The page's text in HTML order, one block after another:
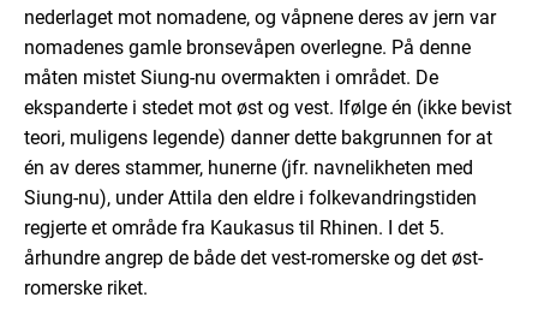
nederlaget mot nomadene, og våpnene deres av jern var
nomadenes gamle bronsevåpen overlegne. På denne
måten mistet Siung-nu overmakten i området. De
ekspanderte i stedet mot øst og vest. Ifølge én (ikke bevist
teori, muligens legende) danner dette bakgrunnen for at
én av deres stammer, hunerne (jfr. navnelikheten med
Siung-nu), under Attila den eldre i folkevandringstiden
regjerte et område fra Kaukasus til Rhinen. I det 5.
århundre angrep de både det vest-romerske og det øst-
romerske riket.